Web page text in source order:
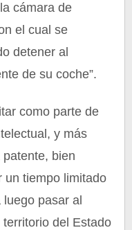
cámara de
el cual se
detener al
de su coche”.
como parte de
y más
bien
un tiempo limitado
pasar al
del Estado